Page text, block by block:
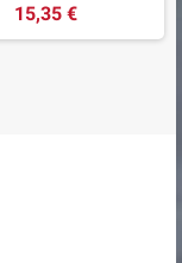
15,35 €